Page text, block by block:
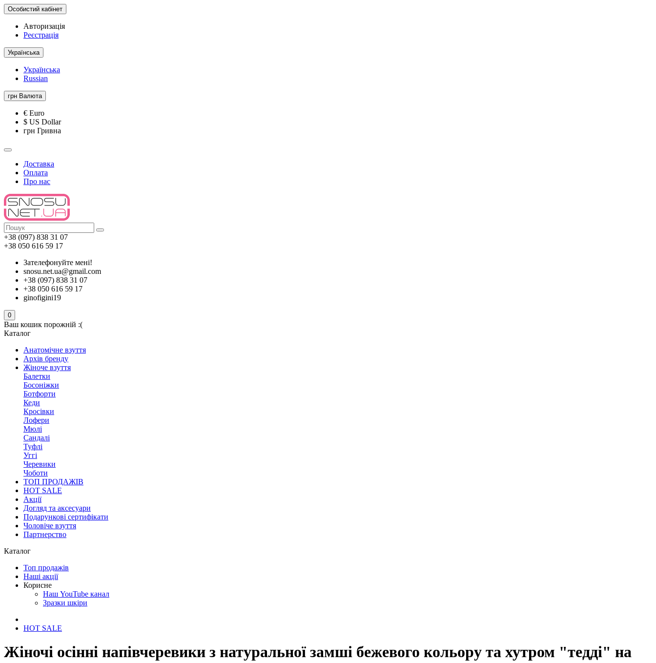
Особистий кабінет
Авторизація
Реєстрація
Українська
Українська
Russian
грн Валюта
€ Euro
$ US Dollar
грн Гривна
Доставка
Оплата
Про нас
+38 (097) 838 31 07
+38 050 616 59 17
Зателефонуйте мені!
snosu.net.ua@gmail.com
+38 (097) 838 31 07
+38 050 616 59 17
ginofigini19
0
Ваш кошик порожній :(
Каталог
Анатомічне взуття
Архів бренду
Жіноче взуття
Балетки
Босоніжки
Ботфорти
Кеди
Кросівки
Лофери
Мюлі
Сандалі
Туфлі
Уггі
Черевики
Чоботи
ТОП ПРОДАЖІВ
HOT SALE
Акції
Догляд та аксесуари
Подарункові сертифікати
Чоловіче взуття
Партнерство
Каталог
Топ продажів
Наші акції
Корисне
Наш YouTube канал
Зразки шкіри
HOT SALE
Жіночі осінні напівчеревики з натуральної замші бежевого кольору та хутром "тедді" на